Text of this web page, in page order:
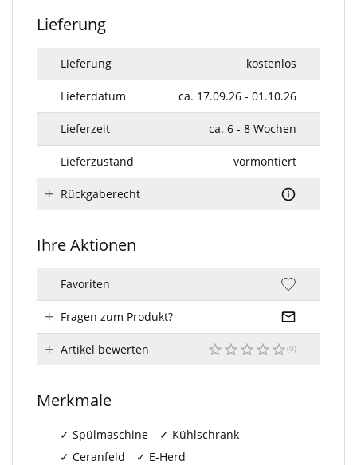
Lieferung
Lieferung kostenlos
Lieferdatum ca. 17.09.26 - 01.10.26
Lieferzeit ca. 6 - 8 Wochen
Lieferzustand vormontiert
Rückgaberecht
Ihre Aktionen
Favoriten
Fragen zum Produkt?
Artikel bewerten
Merkmale
Spülmaschine
Kühlschrank
Ceranfeld
E-Herd